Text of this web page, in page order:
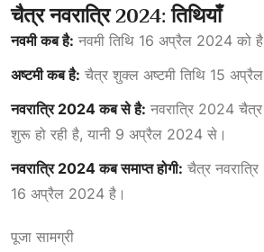
चैत्र नवरात्रि 2024: तिथियाँ
नवमी कब है: नवमी तिथि 16 अप्रैल 2024 को
अष्टमी कब है: चैत्र शुक्ल अष्टमी तिथि 15
नवरात्रि 2024 कब से है: नवरात्रि 2024
शुरू हो रही है, यानी 9 अप्रैल 2024 से।
नवरात्रि 2024 कब समाप्त होगी: चैत्र
16 अप्रैल 2024 है।
पूजा सामग्री